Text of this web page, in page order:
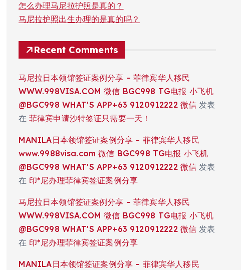
怎么办理马尼拉护照是真的？
马尼拉护照出生办理的是真的吗？
Recent Comments
马尼拉日本领馆签证案例分享 – 菲律宾华人移民
WWW.998VISA.COM 微信 BGC998 TG电报 小飞机
@BGC998 WHAT'S APP+63 9120912222 微信 发表
在 菲律宾申请沙特签证只需要一天！
MANILA日本领馆签证案例分享 – 菲律宾华人移民
www.9988visa.com 微信 BGC998 TG电报 小飞机
@BGC998 WHAT'S APP+63 9120912222 微信 发表
在 印*尼办理菲律宾签证案例分享
马尼拉日本领馆签证案例分享 – 菲律宾华人移民
WWW.998VISA.COM 微信 BGC998 TG电报 小飞机
@BGC998 WHAT'S APP+63 9120912222 微信 发表
在 印*尼办理菲律宾签证案例分享
MANILA日本领馆签证案例分享 – 菲律宾华人移民